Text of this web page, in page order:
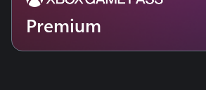
Premium